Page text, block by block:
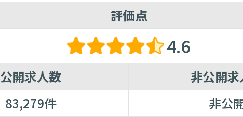
評価点
4.6
公開求人数
非公開求
83,279件
非公